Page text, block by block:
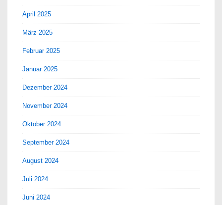
April 2025
März 2025
Februar 2025
Januar 2025
Dezember 2024
November 2024
Oktober 2024
September 2024
August 2024
Juli 2024
Juni 2024